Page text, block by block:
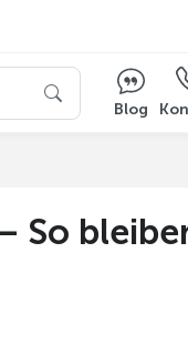
Blog
So